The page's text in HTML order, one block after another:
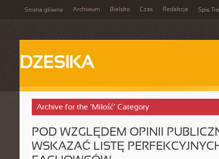
Strona główna Archiwum Bielsko Czas Redakcja Spis
DZESIKA
Archive for the ‘Miłość’ Category
POD WZGLĘDEM OPINII
WSKAZAĆ LISTĘ